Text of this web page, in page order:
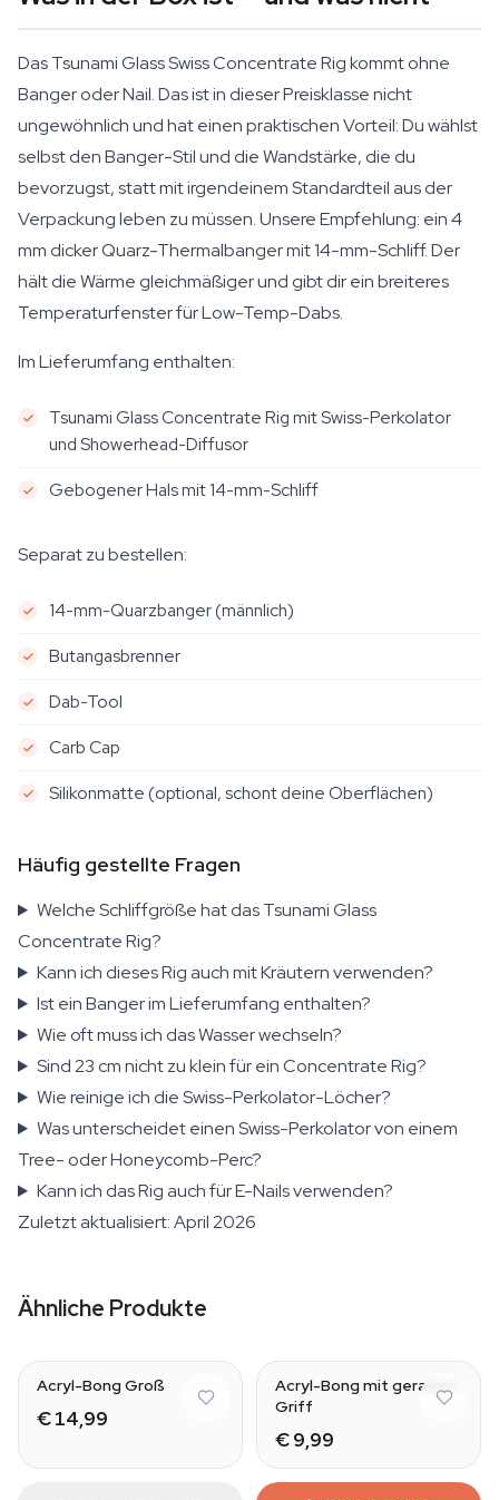
Das Tsunami Glass Swiss Concentrate Rig kommt ohne
Banger oder Nail. Das ist in dieser Preisklasse nicht
ungewöhnlich und hat einen praktischen Vorteil: Du wählst
selbst den Banger-Stil und die Wandstärke, die du
bevorzugst, statt mit irgendeinem Standardteil aus der
Verpackung leben zu müssen. Unsere Empfehlung: ein 4
mm dicker Quarz-Thermalbanger mit 14-mm-Schliff. Der
hält die Wärme gleichmäßiger und gibt dir ein breiteres
Temperaturfenster für Low-Temp-Dabs.
Im Lieferumfang enthalten:
Tsunami Glass Concentrate Rig mit Swiss-Perkolator
und Showerhead-Diffusor
Gebogener Hals mit 14-mm-Schliff
Separat zu bestellen:
14-mm-Quarzbanger (männlich)
Butangasbrenner
Dab-Tool
Carb Cap
Silikonmatte (optional, schont deine Oberflächen)
Häufig gestellte Fragen
Welche Schliffgröße hat das Tsunami Glass
Concentrate Rig?
Kann ich dieses Rig auch mit Kräutern verwenden?
Ist ein Banger im Lieferumfang enthalten?
Wie oft muss ich das Wasser wechseln?
Sind 23 cm nicht zu klein für ein Concentrate Rig?
Wie reinige ich die Swiss-Perkolator-Löcher?
Was unterscheidet einen Swiss-Perkolator von einem
Tree- oder Honeycomb-Perc?
Kann ich das Rig auch für E-Nails verwenden?
Zuletzt aktualisiert: April 2026
Ähnliche Produkte
Acryl-Bong Groß
€ 14,99
Acryl-Bong mit geradem
Griff
€ 9,99